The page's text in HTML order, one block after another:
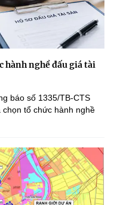
hành nghề đấu giá tài
báo số 1335/TB-CTS
tổ chức hành nghề